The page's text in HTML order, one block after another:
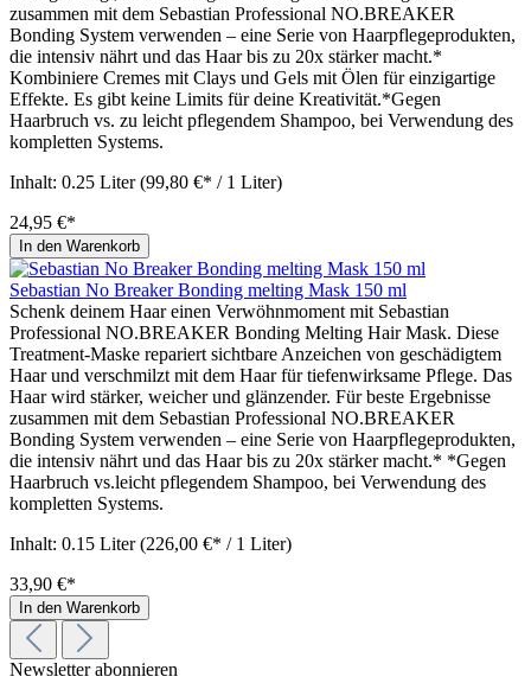
zusammen mit dem Sebastian Professional NO.BREAKER
Bonding System verwenden – eine Serie von Haarpflegeprodukten,
die intensiv nährt und das Haar bis zu 20x stärker macht.*
Kombiniere Cremes mit Clays und Gels mit Ölen für einzigartige
Effekte. Es gibt keine Limits für deine Kreativität.*Gegen
Haarbruch vs. zu leicht pflegendem Shampoo, bei Verwendung des
kompletten Systems.
Inhalt: 0.25 Liter(99,80 €* / 1 Liter)
24,95 €*
In den Warenkorb
Sebastian No Breaker Bonding melting Mask 150 ml
Schenk deinem Haar einen Verwöhnmoment mit Sebastian
Professional NO.BREAKER Bonding Melting Hair Mask. Diese
Treatment-Maske repariert sichtbare Anzeichen von geschädigtem
Haar und verschmilzt mit dem Haar für tiefenwirksame Pflege. Das
Haar wird stärker, weicher und glänzender. Für beste Ergebnisse
zusammen mit dem Sebastian Professional NO.BREAKER
Bonding System verwenden – eine Serie von Haarpflegeprodukten,
die intensiv nährt und das Haar bis zu 20x stärker macht.* *Gegen
Haarbruch vs.leicht pflegendem Shampoo, bei Verwendung des
kompletten Systems.
Inhalt: 0.15 Liter(226,00 €* / 1 Liter)
33,90 €*
In den Warenkorb
Newsletter abonnieren